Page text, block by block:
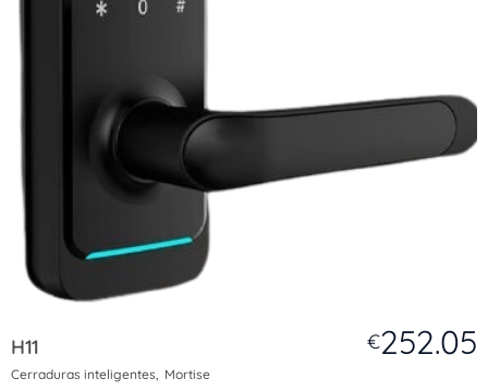
H11 €252.05
Cerraduras inteligentes Mortise